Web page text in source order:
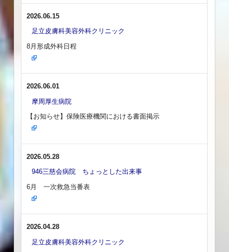
2026.06.15
足立皮膚科美容外科クリニック
8月形成外科日程
2026.06.01
摩周厚生病院
【お知らせ】保険医療機関における書面掲示
2026.05.28
946三慈会病院 ちょっとした出来事
6月 一次救急当番表
2026.04.28
足立皮膚科美容外科クリニック